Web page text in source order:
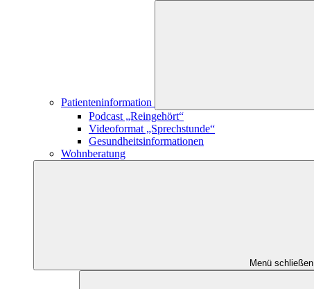
Patienteninformation
Podcast „Reingehört“
Videoformat „Sprechstunde“
Gesundheitsinformationen
Wohnberatung
Menü schließen